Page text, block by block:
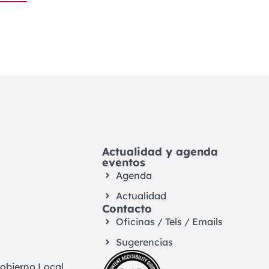
Local
Actualidad y agenda
eventos
Agenda
Actualidad
Contacto
Oficinas / Tels / Emails
Sugerencias